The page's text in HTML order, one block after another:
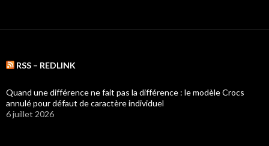
RSS – REDLINK
Quand une différence ne fait pas la différence : le modèle Crocs
annulé pour défaut de caractère individuel
6 juillet 2026